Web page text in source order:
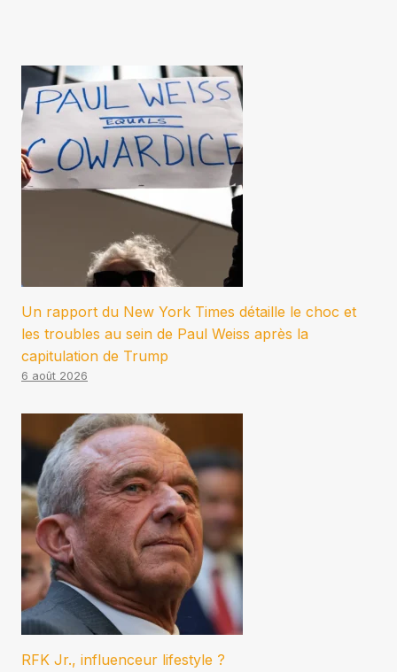
Un rapport du New York Times détaille le choc et
les troubles au sein de Paul Weiss après la
capitulation de Trump
6 août 2026
RFK Jr., influenceur lifestyle ?